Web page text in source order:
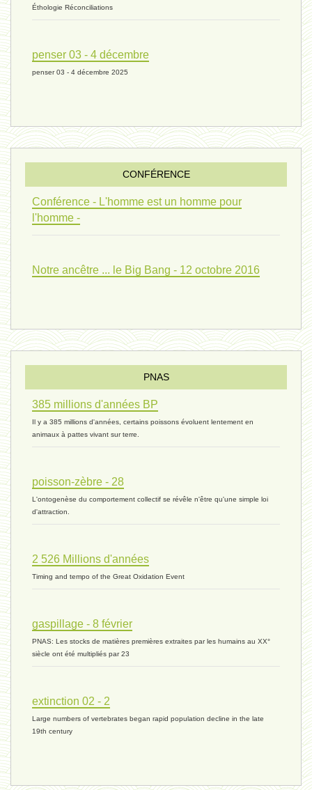
penser 01 - 9 février 2024 *
univers 09 V4 - 26 janvier 2024 *
monogamie 03 - 21 novembre 2023 *
évolution 06 - 9 novembre 2023 *
vivant 07 - 22 octobre 2023 *
vivant 06 - 19 octobre 2023 *
externalité - 29 septembre 2023 *
Éthologie Réconciliations
penser 03 - 4 décembre
penser 03 - 4 décembre 2025
CONFÉRENCE
Conférence - L'homme est un homme pour
l'homme -
Notre ancêtre ... le Big Bang - 12 octobre 2016
PNAS
385 millions d'années BP
Il y a 385 millions d'années, certains poissons évoluent lentement en
animaux à pattes vivant sur terre.
poisson-zèbre - 28
L'ontogenèse du comportement collectif se révêle n'être qu'une simple loi
d'attraction.
2 526 Millions d'années
Timing and tempo of the Great Oxidation Event
gaspillage - 8 février
PNAS: Les stocks de matières premières extraites par les humains au XX°
siècle ont été multipliés par 23
extinction 02 - 2
Large numbers of vertebrates began rapid population decline in the late
19th century